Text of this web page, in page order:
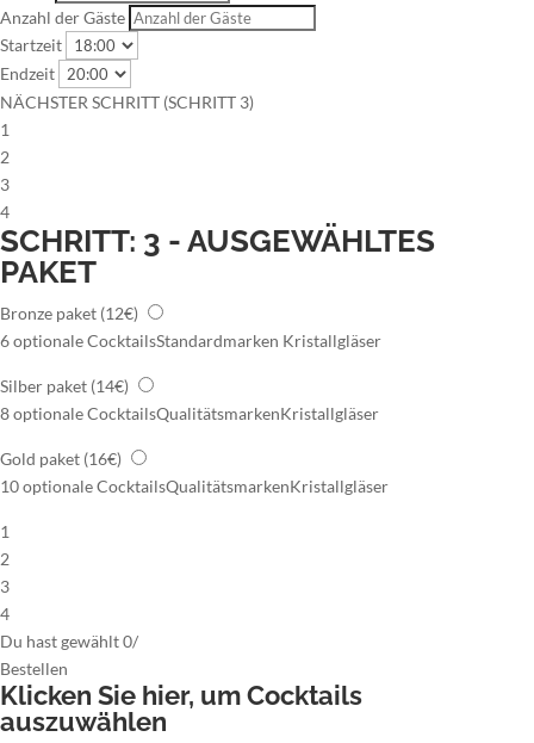
Anzahl der Gäste
Startzeit
Endzeit
NÄCHSTER SCHRITT (SCHRITT 3)
1
2
3
4
SCHRITT: 3 - AUSGEWÄHLTES
PAKET
Bronze paket (12€)
6 optionale CocktailsStandardmarken Kristallgläser
Silber paket (14€)
8 optionale CocktailsQualitätsmarkenKristallgläser
Gold paket (16€)
10 optionale CocktailsQualitätsmarkenKristallgläser
1
2
3
4
Du hast gewählt0/
Bestellen
Klicken Sie hier, um Cocktails
auszuwählen